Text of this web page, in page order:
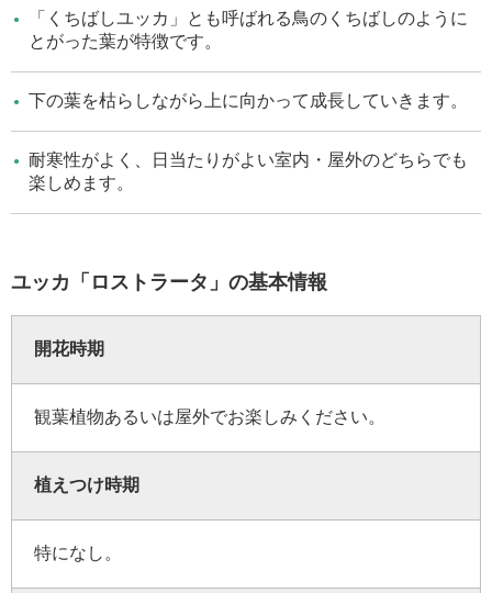
「くちばしユッカ」とも呼ばれる鳥のくちばしのように
とがった葉が特徴です。
下の葉を枯らしながら上に向かって成長していきます。
耐寒性がよく、日当たりがよい室内・屋外のどちらでも
楽しめます。
ユッカ「ロストラータ」の基本情報
開花時期
観葉植物あるいは屋外でお楽しみください。
植えつけ時期
特になし。